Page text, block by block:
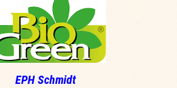
EPH Schmidt